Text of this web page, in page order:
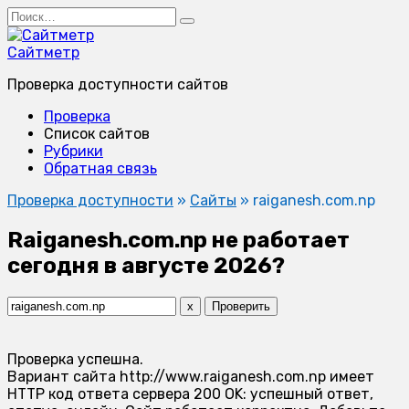
Перейти
к
содержанию
Search
for:
Сайтметр
Проверка доступности сайтов
Проверка
Список сайтов
Рубрики
Обратная связь
Проверка доступности » Сайты » raiganesh.com.np
Raiganesh.com.np не работает
сегодня в августе 2026?
x Проверить
Проверка успешна.
Вариант сайта http://www.raiganesh.com.np имеет
HTTP код ответа сервера 200 OK: успешный ответ,